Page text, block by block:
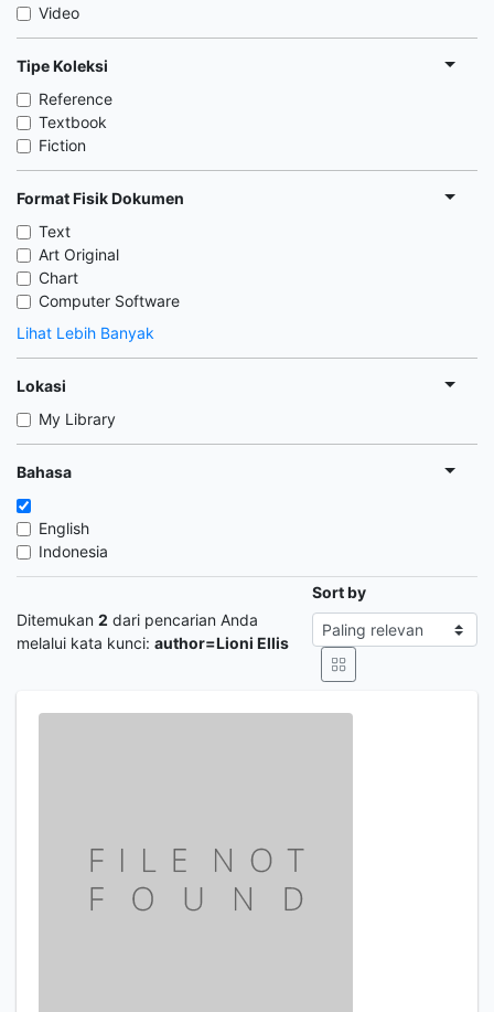
Video
Tipe Koleksi
Reference
Textbook
Fiction
Format Fisik Dokumen
Text
Art Original
Chart
Computer Software
Lihat Lebih Banyak
Lokasi
My Library
Bahasa
English
Indonesia
Ditemukan 2 dari pencarian Anda
melalui kata kunci: author=Lioni Ellis
Sort by